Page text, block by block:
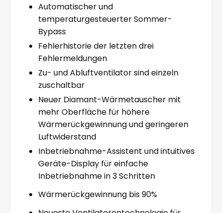
Automatischer und
temperaturgesteuerter Sommer-
Bypass
Fehlerhistorie der letzten drei
Fehlermeldungen
Zu- und Abluftventilator sind einzeln
zuschaltbar
Neuer Diamant-Wärmetauscher mit
mehr Oberfläche für höhere
Wärmerückgewinnung und geringeren
Luftwiderstand
Inbetriebnahme-Assistent und intuitives
Geräte-Display für einfache
Inbetriebnahme in 3 Schritten
Wärmerückgewinnung bis 90%